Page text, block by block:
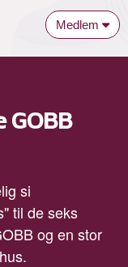
Medlem
GOBB
si
til de seks
og en stor